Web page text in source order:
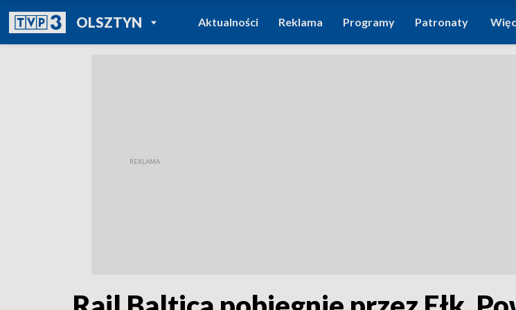
OLSZTYNPOWRÓT DO
TVP REGIONY
Aktualności Reklama Programy Patronaty